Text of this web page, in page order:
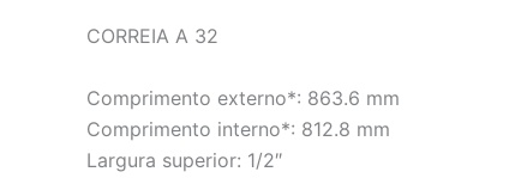
CORREIA A 32
Comprimento externo*: 863.6 mm
Comprimento interno*: 812.8 mm
Largura superior: 1/2″